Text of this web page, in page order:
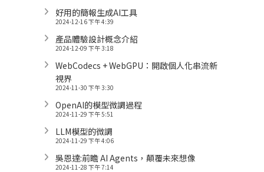
好用的簡報生成AI工具
2024-12-16 下午 4:39
產品體驗設計概念介紹
2024-12-09 下午 3:18
WebCodecs + WebGPU：開啟個人化串流新
視界
2024-11-30 下午 3:30
OpenAI的模型微調過程
2024-11-29 下午 5:51
LLM模型的微調
2024-11-29 下午 4:06
吳恩達:前瞻 AI Agents，顛覆未來想像
2024-11-28 下午 7:14